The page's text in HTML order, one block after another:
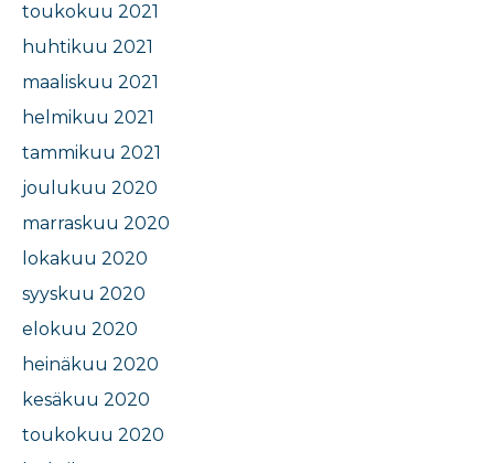
toukokuu 2021
huhtikuu 2021
maaliskuu 2021
helmikuu 2021
tammikuu 2021
joulukuu 2020
marraskuu 2020
lokakuu 2020
syyskuu 2020
elokuu 2020
heinäkuu 2020
kesäkuu 2020
toukokuu 2020